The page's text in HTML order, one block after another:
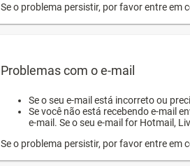
Se o problema persistir, por favor entre em
Problemas com o e-mail
Se o seu e-mail está incorreto ou
Se você não está recebendo e-mail
e-mail. Se o seu e-mail for Hotmail,
Se o problema persistir, por favor entre em